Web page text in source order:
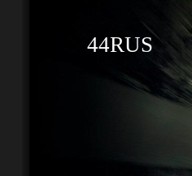
44RUS